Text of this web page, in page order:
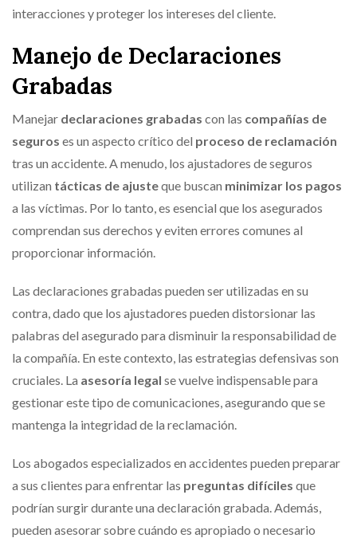
interacciones y proteger los intereses del cliente.
Manejo de Declaraciones
Grabadas
Manejar declaraciones grabadas con las compañías de
seguros es un aspecto crítico del proceso de reclamación
tras un accidente. A menudo, los ajustadores de seguros
utilizan tácticas de ajusteque buscan minimizar los pagos
a las víctimas. Por lo tanto, es esencial que los asegurados
comprendan sus derechos y eviten errores comunes al
proporcionar información.
Las declaraciones grabadas pueden ser utilizadas en su
contra, dado que los ajustadores pueden distorsionar las
palabras del asegurado para disminuir la responsabilidad de
la compañía. En este contexto, las estrategias defensivas son
cruciales. La asesoría legal se vuelve indispensable para
gestionar este tipo de comunicaciones, asegurando que se
mantenga la integridad de la reclamación.
Los abogados especializados en accidentes pueden preparar
a sus clientes para enfrentar las preguntas difíciles que
podrían surgir durante una declaración grabada. Además,
pueden asesorar sobre cuándo es apropiado o necesario